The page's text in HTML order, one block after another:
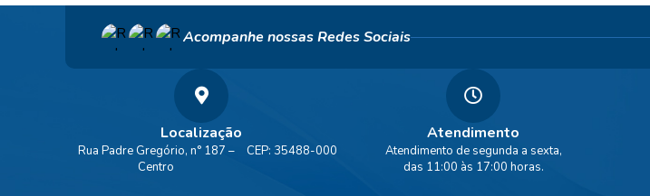
Acompanhe nossas Redes Sociais
Localização
Rua Padre Gregório, n° 187 –
Centro
CEP: 35488-000
Atendimento
Atendimento de segunda a sexta,
das 11:00 às 17:00 horas.